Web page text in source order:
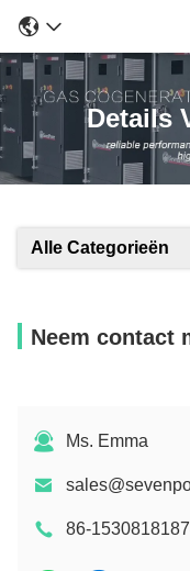
Details
Alle Categorieën
Neem contact
Ms. Emma
86-